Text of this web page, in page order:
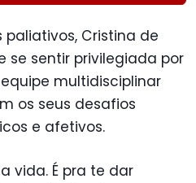
Cristina de
se sentir privilegiada por
multidisciplinar
os seus desafios
e afetivos.
vida. É pra te dar